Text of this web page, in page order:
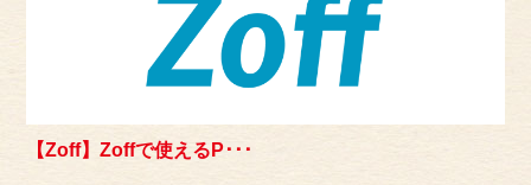
【Zoff】Zoffで使えるP･･･